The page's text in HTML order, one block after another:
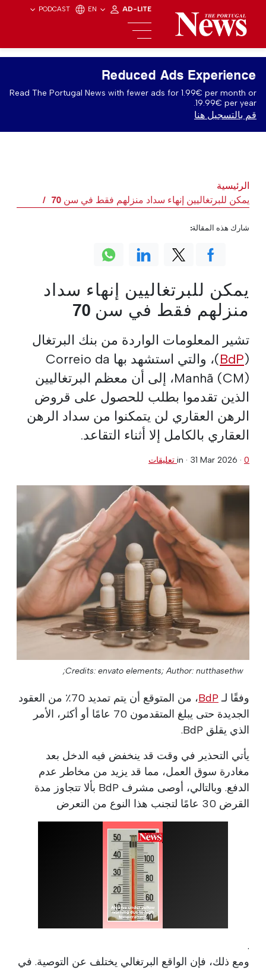
PODCAST EN AD-LITE
Reduced Ads Experience
Read The Portugal News with fewer ads for 1.99€ per month or
19.99€ per year.
قم بالتسجيل هنا
الرئيسية
يمكن للبرتغاليين إنهاء سداد منزلهم فقط في سن 70
يمكن للبرتغاليين إنهاء سداد
منزلهم فقط في سن 70
تشير المعلومات الواردة من بنك البرتغال
(
BdP
)، والتي استشهد بها Correio da
Manhã (CM)، إلى أن معظم البرتغاليين
الذين تقدموا بطلب للحصول على قروض
الرهن العقاري لن يتمكنوا من سداد الرهن
العقاري بالكامل إلا أثناء التقاعد.
in · 31 Mar 2026 · 0 تعليقات
Credits: envato elements; Author: nutthasethw;
وفقًا لـBdP
، من المتوقع أن يتم تمديد 70٪ من العقود
الجديدة حتى يبلغ المتقدمون 70 عامًا أو أكثر، الأمر
الذي يقلق BdP.
يأتي التحذير في وقت قد ينخفض فيه الدخل بعد
مغادرة سوق العمل، مما قد يزيد من مخاطر عدم
الدفع. وبالتالي، أوصى مشرف BdP بألا تتجاوز مدة
القرض 30 عامًا لتجنب هذا النوع من التعرض
.
ومع ذلك، فإن الواقع البرتغالي يختلف عن التوصية. في
شارك هذه المقالة: